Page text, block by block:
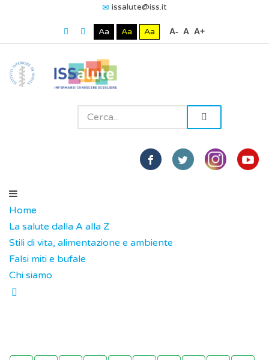
issalute@iss.it
Aa Aa Aa A- A A+
Home
La salute dalla A alla Z
Stili di vita, alimentazione e ambiente
Falsi miti e bufale
Chi siamo